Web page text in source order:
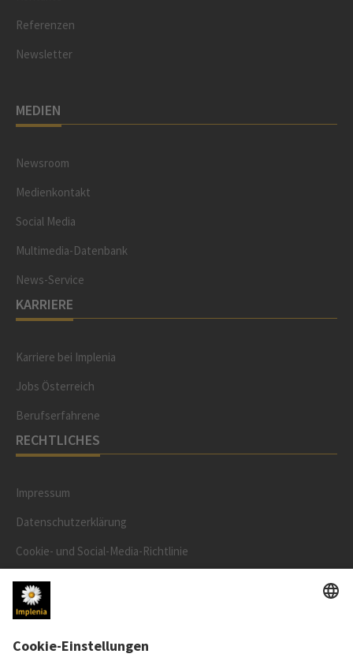
Referenzen
Newsletter
MEDIEN
Newsroom
Medienkontakt
Social Media
Multimedia-Datenbank
News-Service
KARRIERE
Karriere bei Implenia
Jobs Österreich
Berufserfahrene
RECHTLICHES
Impressum
Datenschutzerklärung
Cookie- und Social-Media-Richtlinie
Cookie-Einstellungen
AKTIENKURS
SWX: Implenia AG